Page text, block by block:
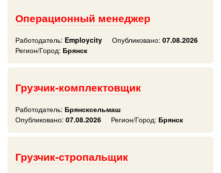
Операционный менеджер
Работодатель: Employcity Опубликовано: 07.08.2026
Регион/Город: Брянск
Грузчик-комплектовщик
Работодатель: Брянсксельмаш
Опубликовано: 07.08.2026 Регион/Город: Брянск
Грузчик-стропальщик